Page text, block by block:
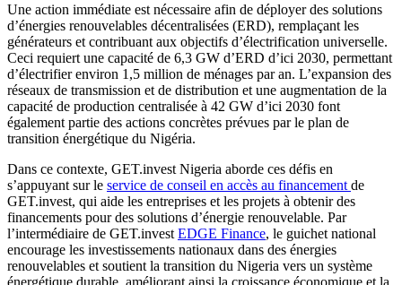
Une action immédiate est nécessaire afin de déployer des solutions
d’énergies renouvelables décentralisées (ERD), remplaçant les
générateurs et contribuant aux objectifs d’électrification universelle.
Ceci requiert une capacité de 6,3 GW d’ERD d’ici 2030, permettant
d’électrifier environ 1,5 million de ménages par an. L’expansion des
réseaux de transmission et de distribution et une augmentation de la
capacité de production centralisée à 42 GW d’ici 2030 font
également partie des actions concrètes prévues par le plan de
transition énergétique du Nigéria.
Dans ce contexte, GET.invest Nigeria aborde ces défis en
s’appuyant sur le service de conseil en accès au financement de
GET.invest, qui aide les entreprises et les projets à obtenir des
financements pour des solutions d’énergie renouvelable. Par
l’intermédiaire de GET.invest EDGE Finance, le guichet national
encourage les investissements nationaux dans des énergies
renouvelables et soutient la transition du Nigeria vers un système
énergétique durable, améliorant ainsi la croissance économique et la